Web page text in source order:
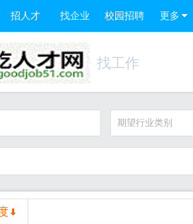
招人才 找企业 校园招聘 更多
找工作
期望行业类别